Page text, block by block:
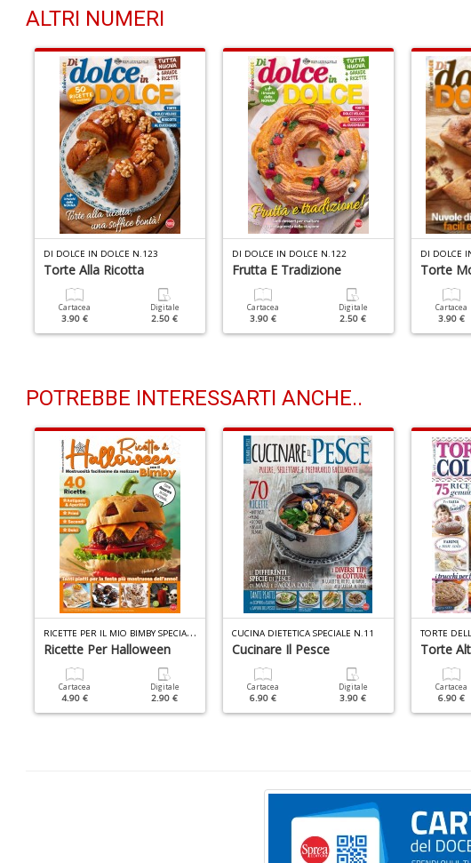
ALTRI NUMERI
DI DOLCE IN DOLCE N.123
Torte Alla Ricotta
Cartacea
3.90 €
Digitale
2.50 €
DI DOLCE IN DOLCE N.122
Frutta E Tradizione
Cartacea
3.90 €
Digitale
2.50 €
DI DOLCE
Torte
Cartacea
3.90 €
POTREBBE INTERESSARTI ANCHE..
R
ICETTE PER IL MIO BIMBY SPECIALE N.2
Ricette Per Halloween
Cartacea
4.90 €
Digitale
2.90 €
CUCINA DIETETICA SPECIALE N.11
Cucinare Il Pesce
Cartacea
6.90 €
Digitale
3.90 €
Torte
Cartacea
6.90 €